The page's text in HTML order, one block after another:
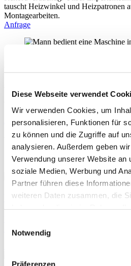
Diese Webseite verwendet
Wir verwenden Cookies, um
personalisieren, Funktionen für
zu können und die Zugriffe auf
analysieren. Außerdem geben
Verwendung unserer Website an
soziale Medien, Werbung und
Partner führen diese
weiteren Daten zusammen, die
Notwendig
Präferenzen
tauscht Heizwinkel und Heizpatronen
Montagearbeiten.
Anfrage
Elemente.
Anfrage
Wir vermehren unser
es verteilen.
Werkstoﬀliste
Korrosion.